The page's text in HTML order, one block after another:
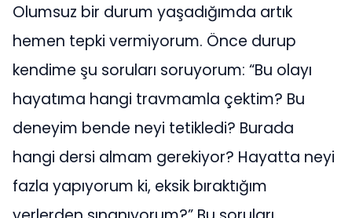
Olumsuz bir durum yaşadığımda artık
hemen tepki vermiyorum. Önce durup
kendime şu soruları soruyorum: “Bu olayı
hayatıma hangi travmamla çektim? Bu
deneyim bende neyi tetikledi? Burada
hangi dersi almam gerekiyor? Hayatta neyi
fazla yapıyorum ki, eksik bıraktığım